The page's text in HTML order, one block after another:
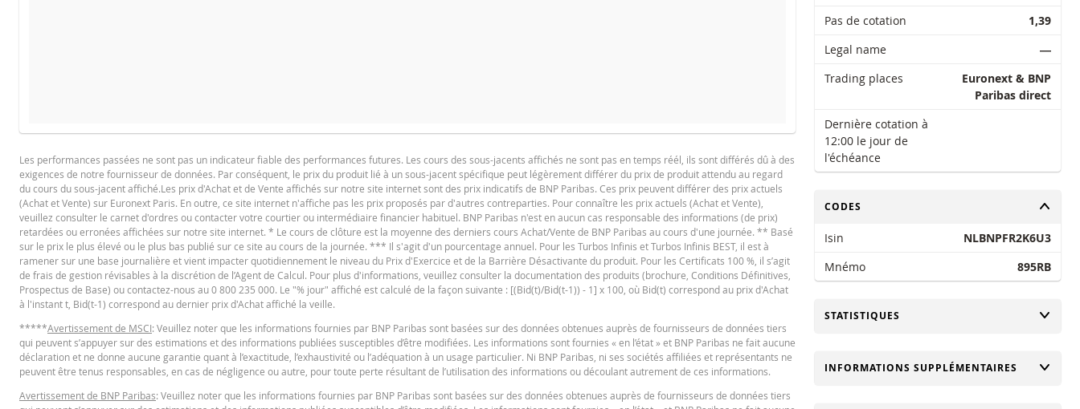
PROSPECTUS DE BASE
Français (France) PDF
FINAL TERMS
Français (France) PDF
CONDITIONS DÉFINITIVES RÉSUMÉ
Les performances passées ne sont pas un indicateur fiable des performances futures. Les cours des sous-jacents affichés ne sont pas en temps réél, ils sont différés dû à des
exigences de notre fournisseur de données. Par conséquent, le prix du produit lié à un sous-jacent spécifique peut légèrement différer du prix de produit attendu au regard
du cours du sous-jacent affiché.Les prix d'Achat et de Vente affichés sur notre site internet sont des prix indicatifs de BNP Paribas. Ces prix peuvent différer des prix actuels
(Achat et Vente) sur Euronext Paris. En outre, ce site internet n'affiche pas les prix proposés par d'autres contreparties. Pour connaître les prix actuels (Achat et Vente),
veuillez consulter le carnet d'ordres ou contacter votre courtier ou intermédiaire financier habituel. BNP Paribas n'est en aucun cas responsable des informations (de prix)
retardées ou erronées affichées sur notre site internet. * Le cours de clôture est la moyenne des derniers cours Achat/Vente de BNP Paribas au cours d'une journée. ** Basé
sur le prix le plus élevé ou le plus bas publié sur ce site au cours de la journée. *** Il s'agit d'un pourcentage annuel. Pour les Turbos Infinis et Turbos Infinis BEST, il est à
ramener sur une base journalière et vient impacter quotidiennement le niveau du Prix d'Exercice et de la Barrière Désactivante du produit. Pour les Certificats 100 %, il s’agit
de frais de gestion révisables à la discrétion de l’Agent de Calcul. Pour plus d'informations, veuillez consulter la documentation des produits (brochure, Conditions Définitives,
Prospectus de Base) ou contactez-nous au 0 800 235 000. Le "% jour" affiché est calculé de la façon suivante : [(Bid(t)/Bid(t-1)) - 1] x 100, où Bid(t) correspond au prix d'Achat
à l'instant t, Bid(t-1) correspond au dernier prix d'Achat affiché la veille.
*****Avertissement de MSCI: Veuillez noter que les informations fournies par BNP Paribas sont basées sur des données obtenues auprès de fournisseurs de données tiers
qui peuvent s’appuyer sur des estimations et des informations publiées susceptibles d’être modifiées. Les informations sont fournies « en l’état » et BNP Paribas ne fait aucune
déclaration et ne donne aucune garantie quant à l’exactitude, l’exhaustivité ou l’adéquation à un usage particulier. Ni BNP Paribas, ni ses sociétés affiliées et représentants ne
peuvent être tenus responsables, en cas de négligence ou autre, pour toute perte résultant de l’utilisation des informations ou découlant autrement de ces informations.
Avertissement de BNP Paribas: Veuillez noter que les informations fournies par BNP Paribas sont basées sur des données obtenues auprès de fournisseurs de données tiers
Pas de cotation
1,39
Legal name
―
Trading places
Euronext & BNP
Paribas direct
Dernière cotation à
12:00 le jour de
l'échéance
CHANGER
CODES
Isin
NLBNPFR2K6U3
Mnémo
895RB
CHANGER
STATISTIQUES
CHANGER
INFORMATIONS SUPPLÉMENTAIRES